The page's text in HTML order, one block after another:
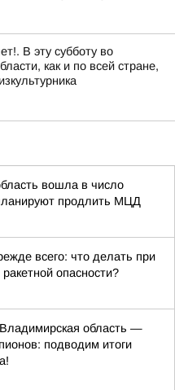
В эту субботу во
как и по всей стране,
вошла в число
продлить МЦД
всего: что делать при
опасности?
область —
подводим итоги